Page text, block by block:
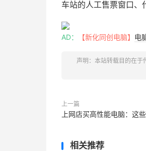
车站的人工售票窗口、
AD： 【新化同创电脑】 电
声明：本站转载目的在于
上一篇
上网店买高性能电脑：这
相关推荐